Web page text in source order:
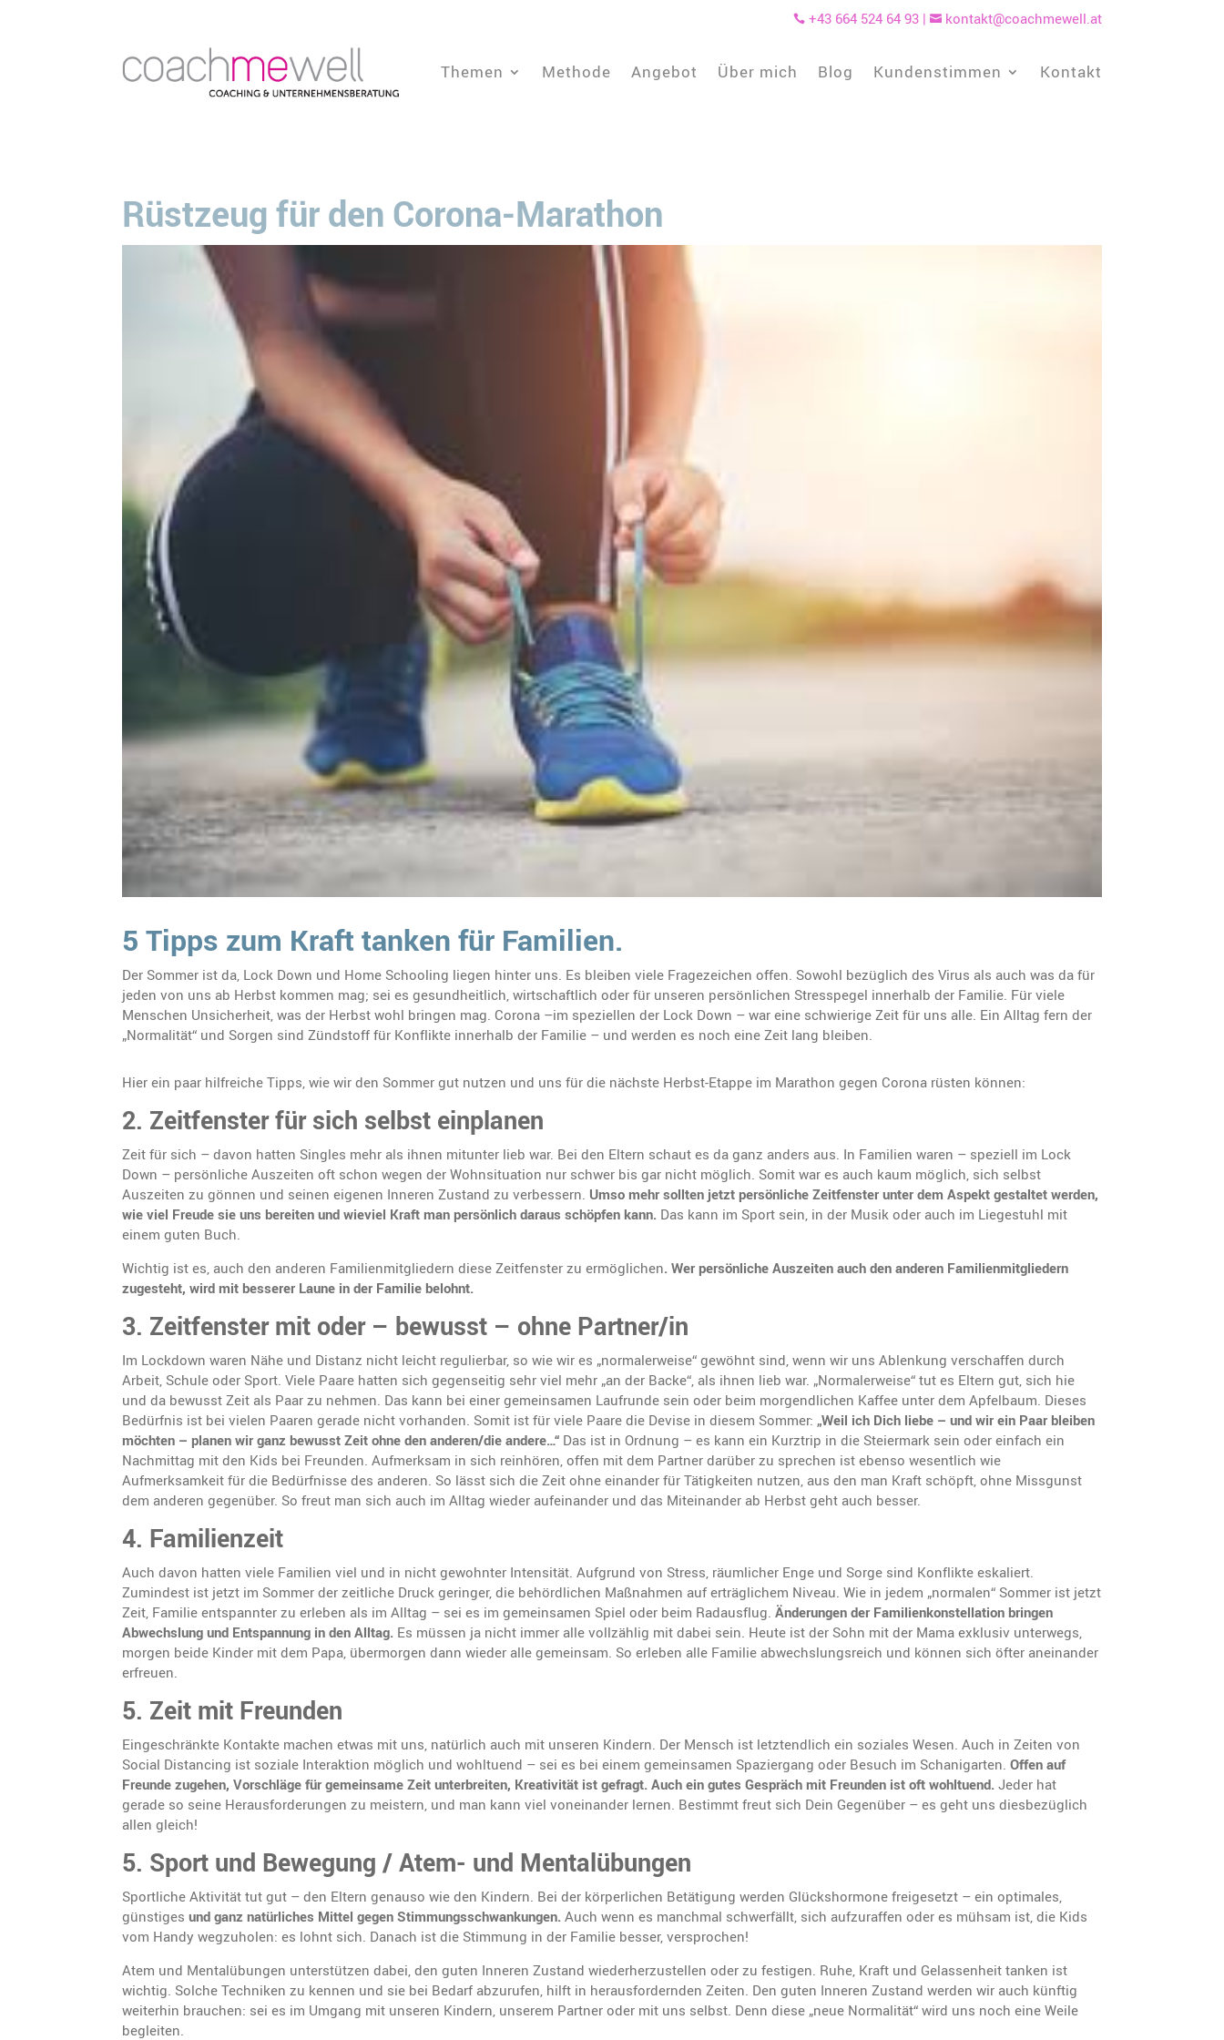
 +43 664 524 64 93| kontakt@coachmewell.at
Themen Methode Angebot Über mich Blog Kundenstimmen Kontakt
Rüstzeug für den Corona-Marathon
5 Tipps zum Kraft tanken für Familien.
Der Sommer ist da, Lock Down und Home Schooling liegen hinter uns. Es bleiben viele Fragezeichen offen. Sowohl bezüglich des Virus als auch was da für
jeden von uns ab Herbst kommen mag; sei es gesundheitlich, wirtschaftlich oder für unseren persönlichen Stresspegel innerhalb der Familie. Für viele
Menschen Unsicherheit, was der Herbst wohl bringen mag. Corona –im speziellen der Lock Down – war eine schwierige Zeit für uns alle. Ein Alltag fern der
„Normalität“ und Sorgen sind Zündstoff für Konflikte innerhalb der Familie – und werden es noch eine Zeit lang bleiben.
Hier ein paar hilfreiche Tipps, wie wir den Sommer gut nutzen und uns für die nächste Herbst-Etappe im Marathon gegen Corona rüsten können:
2. Zeitfenster für sich selbst einplanen
Zeit für sich – davon hatten Singles mehr als ihnen mitunter lieb war. Bei den Eltern schaut es da ganz anders aus. In Familien waren – speziell im Lock
Down – persönliche Auszeiten oft schon wegen der Wohnsituation nur schwer bis gar nicht möglich. Somit war es auch kaum möglich, sich selbst
Auszeiten zu gönnen und seinen eigenen Inneren Zustand zu verbessern. Umso mehr sollten jetzt persönliche Zeitfenster unter dem Aspekt gestaltet werden,
wie viel Freude sie uns bereiten und wieviel Kraft man persönlich daraus schöpfen kann. Das kann im Sport sein, in der Musik oder auch im Liegestuhl mit
einem guten Buch.
Wichtig ist es, auch den anderen Familienmitgliedern diese Zeitfenster zu ermöglichen. Wer persönliche Auszeiten auch den anderen Familienmitgliedern
zugesteht, wird mit besserer Laune in der Familie belohnt.
3. Zeitfenster mit oder – bewusst – ohne Partner/in
Im Lockdown waren Nähe und Distanz nicht leicht regulierbar, so wie wir es „normalerweise“ gewöhnt sind, wenn wir uns Ablenkung verschaffen durch
Arbeit, Schule oder Sport. Viele Paare hatten sich gegenseitig sehr viel mehr „an der Backe“, als ihnen lieb war. „Normalerweise“ tut es Eltern gut, sich hie
und da bewusst Zeit als Paar zu nehmen. Das kann bei einer gemeinsamen Laufrunde sein oder beim morgendlichen Kaffee unter dem Apfelbaum. Dieses
Bedürfnis ist bei vielen Paaren gerade nicht vorhanden. Somit ist für viele Paare die Devise in diesem Sommer:„Weil ich Dich liebe – und wir ein Paar bleiben
möchten – planen wir ganz bewusst Zeit ohne den anderen/die andere…“ Das ist in Ordnung – es kann ein Kurztrip in die Steiermark sein oder einfach ein
Nachmittag mit den Kids bei Freunden. Aufmerksam in sich reinhören, offen mit dem Partner darüber zu sprechen ist ebenso wesentlich wie
Aufmerksamkeit für die Bedürfnisse des anderen. So lässt sich die Zeit ohne einander für Tätigkeiten nutzen, aus den man Kraft schöpft, ohne Missgunst
dem anderen gegenüber. So freut man sich auch im Alltag wieder aufeinander und das Miteinander ab Herbst geht auch besser.
4. Familienzeit
Auch davon hatten viele Familien viel und in nicht gewohnter Intensität. Aufgrund von Stress, räumlicher Enge und Sorge sind Konflikte eskaliert.
Zumindest ist jetzt im Sommer der zeitliche Druck geringer, die behördlichen Maßnahmen auf erträglichem Niveau. Wie in jedem „normalen“ Sommer ist jetzt
Zeit, Familie entspannter zu erleben als im Alltag – sei es im gemeinsamen Spiel oder beim Radausflug.Änderungen der Familienkonstellation bringen
Abwechslung und Entspannung in den Alltag. Es müssen ja nicht immer alle vollzählig mit dabei sein. Heute ist der Sohn mit der Mama exklusiv unterwegs,
morgen beide Kinder mit dem Papa, übermorgen dann wieder alle gemeinsam. So erleben alle Familie abwechslungsreich und können sich öfter aneinander
erfreuen.
5. Zeit mit Freunden
Eingeschränkte Kontakte machen etwas mit uns, natürlich auch mit unseren Kindern. Der Mensch ist letztendlich ein soziales Wesen. Auch in Zeiten von
Social Distancing ist soziale Interaktion möglich und wohltuend – sei es bei einem gemeinsamen Spaziergang oder Besuch im Schanigarten.Offen auf
Freunde zugehen, Vorschläge für gemeinsame Zeit unterbreiten, Kreativität ist gefragt. Auch ein gutes Gespräch mit Freunden ist oft wohltuend. Jeder hat
gerade so seine Herausforderungen zu meistern, und man kann viel voneinander lernen. Bestimmt freut sich Dein Gegenüber – es geht uns diesbezüglich
allen gleich!
5. Sport und Bewegung / Atem- und Mentalübungen
Sportliche Aktivität tut gut – den Eltern genauso wie den Kindern. Bei der körperlichen Betätigung werden Glückshormone freigesetzt – ein optimales,
günstigesund ganz natürliches Mittel gegen Stimmungsschwankungen. Auch wenn es manchmal schwerfällt, sich aufzuraffen oder es mühsam ist, die Kids
vom Handy wegzuholen: es lohnt sich. Danach ist die Stimmung in der Familie besser, versprochen!
Atem und Mentalübungen unterstützen dabei, den guten Inneren Zustand wiederherzustellen oder zu festigen. Ruhe, Kraft und Gelassenheit tanken ist
wichtig. Solche Techniken zu kennen und sie bei Bedarf abzurufen, hilft in herausfordernden Zeiten. Den guten Inneren Zustand werden wir auch künftig
weiterhin brauchen: sei es im Umgang mit unseren Kindern, unserem Partner oder mit uns selbst. Denn diese „neue Normalität“ wird uns noch eine Weile
begleiten.